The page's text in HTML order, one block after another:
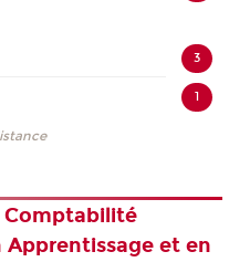
3
1
Comptabilité
Apprentissage et en